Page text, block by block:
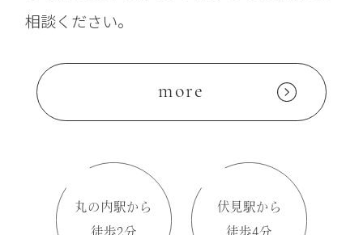
相談ください。
more
丸の内駅から
徒歩2分
伏見駅から
徒歩4分